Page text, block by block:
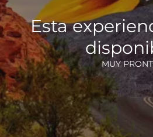
Esta
MUY